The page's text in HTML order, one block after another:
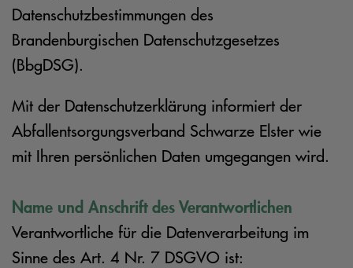
Datenschutzbestimmungen des
Brandenburgischen Datenschutzgesetzes
(BbgDSG).
Mit der Datenschutzerklärung informiert der
Abfallentsorgungsverband Schwarze Elster wie
mit Ihren persönlichen Daten umgegangen wird.
Name und Anschrift des Verantwortlichen
Verantwortliche für die Datenverarbeitung im
Sinne des Art. 4 Nr. 7 DSGVO ist: